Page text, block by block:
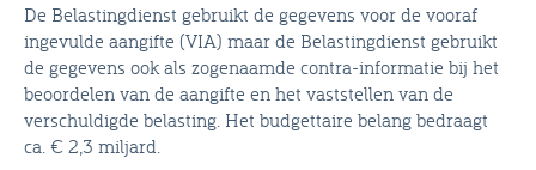
De Belastingdienst gebruikt de gegevens voor de vooraf
ingevulde aangifte (VIA) maar de Belastingdienst gebruikt
de gegevens ook als zogenaamde contra-informatie bij het
beoordelen van de aangifte en het vaststellen van de
verschuldigde belasting. Het budgettaire belang bedraagt
ca. € 2,3 miljard.